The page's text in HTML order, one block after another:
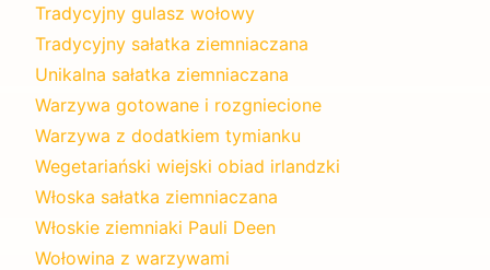
Tradycyjny gulasz wołowy
Tradycyjny sałatka ziemniaczana
Unikalna sałatka ziemniaczana
Warzywa gotowane i rozgniecione
Warzywa z dodatkiem tymianku
Wegetariański wiejski obiad irlandzki
Włoska sałatka ziemniaczana
Włoskie ziemniaki Pauli Deen
Wołowina z warzywami